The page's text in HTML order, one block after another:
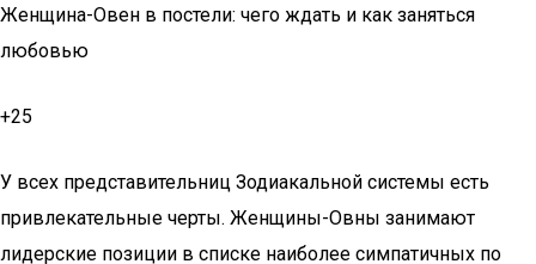
Женщина-Овен в постели: чего ждать и как заняться
любовью
+25
У всех представительниц Зодиакальной системы есть
привлекательные черты. Женщины-Овны занимают
лидерские позиции в списке наиболее симпатичных по